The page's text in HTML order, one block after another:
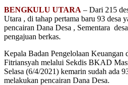
BENGKULU UTARA – Dari 215
Utara , di tahap pertama baru 93 desa
pencairan Dana Desa , Sementara
pengajuan berkas.
Kepala Badan Pengelolaan
Fitriansyah melalui Sekdis BKAD
Selasa (6/4/2021) kemarin sudah ada
melakukan pencairan Dana Desa.